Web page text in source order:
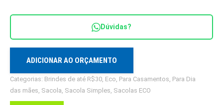
Ref.
3012
quantidade
Dúvidas?
ADICIONAR AO ORÇAMENTO
Categorias: Brindes de até R$30, Eco, Para Casamentos, Para Dia
das mães, Sacola, Sacola Simples, Sacolas ECO